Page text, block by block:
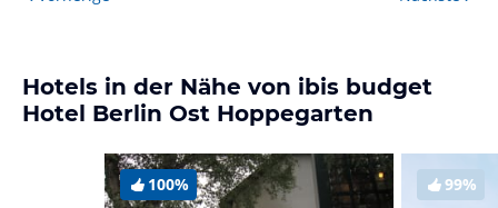
Hotels in der Nähe von ibis budget
Hotel Berlin Ost Hoppegarten
100% 99%